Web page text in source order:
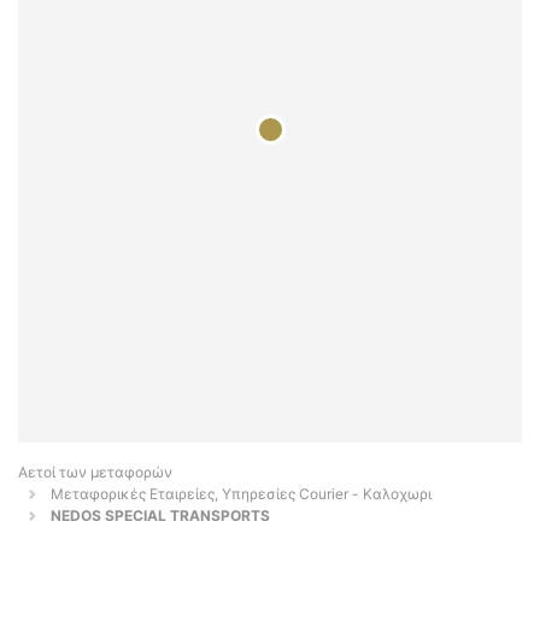
Αετοί των μεταφορών
Μεταφορικές Εταιρείες, Υπηρεσίες Courier - Καλοχωρι
NEDOS SPECIAL TRANSPORTS